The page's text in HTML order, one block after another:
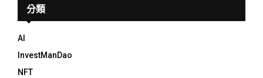
分類
AI
InvestManDao
NFT